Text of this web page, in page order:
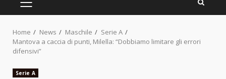
PRIMARY
MENU
Home News Maschile
Serie A
Mantova a caccia di punti, Milella: “Dobbiamo limitare gli errori
difensivi”
Serie A